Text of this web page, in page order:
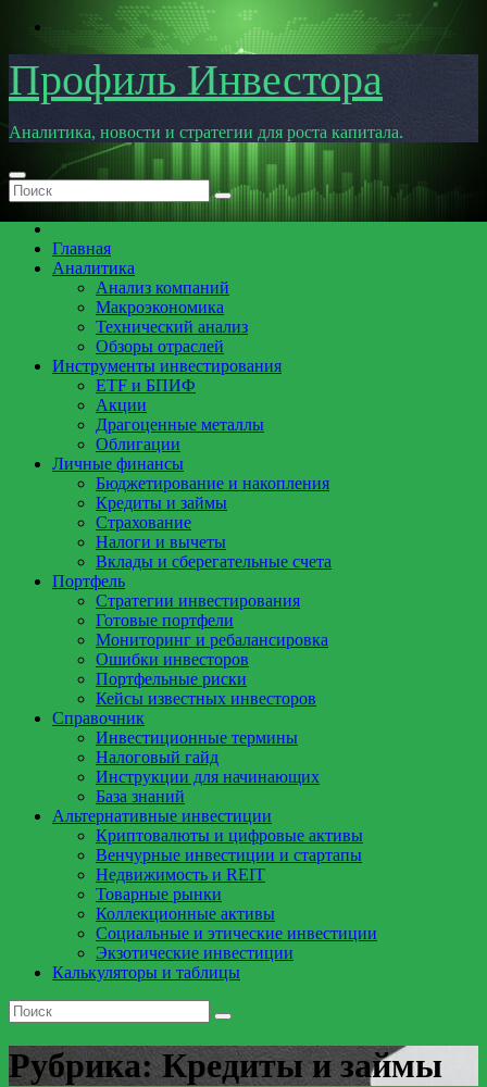
Перейти
содержимому
Профиль Инвестора
Аналитика, новости и стратегии для роста капитала.
Главная
Аналитика
Анализ компаний
Макроэкономика
Технический анализ
Обзоры отраслей
Инструменты инвестирования
ETF и БПИФ
Акции
Драгоценные металлы
Облигации
Личные финансы
Бюджетирование и накопления
Кредиты и займы
Страхование
Налоги и вычеты
Вклады и сберегательные счета
Портфель
Стратегии инвестирования
Готовые портфели
Мониторинг и ребалансировка
Ошибки инвесторов
Портфельные риски
Кейсы известных инвесторов
Справочник
Инвестиционные термины
Налоговый гайд
Инструкции для начинающих
База знаний
Альтернативные инвестиции
Криптовалюты и цифровые активы
Венчурные инвестиции и стартапы
Недвижимость и REIT
Товарные рынки
Коллекционные активы
Социальные и этические инвестиции
Экзотические инвестиции
Калькуляторы и таблицы
Рубрика:Кредиты и займы